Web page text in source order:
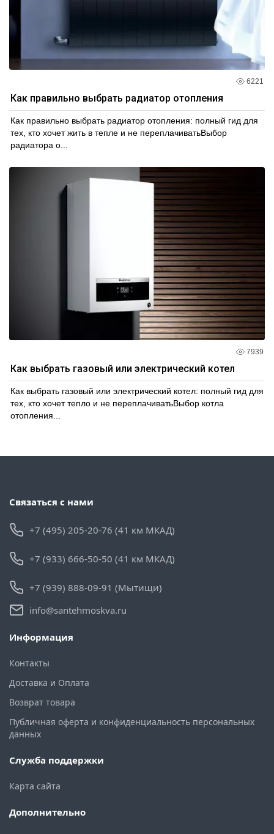
6221
Как правильно выбрать радиатор отопления
Как правильно выбрать радиатор отопления: полный гид для
тех, кто хочет жить в тепле и не переплачиватьВыбор
радиатора о...
7939
Как выбрать газовый или электрический котел
Как выбрать газовый или электрический котел: полный гид для
тех, кто хочет тепло и не переплачиватьВыбор котла
отопления...
Связаться с нами
+7 (495) 205-20-76 (41 км МКАД)
+7 (933) 666-50-50 (41 км МКАД)
+7 (939) 888-09-91 (Мытищи)
info@santehmoskva.ru
Информация
Контакты
Доставка и Оплата
Возврат товара
Публичная оферта и конфиденциальность персональных
данных
Служба поддержки
Карта сайта
Дополнительно